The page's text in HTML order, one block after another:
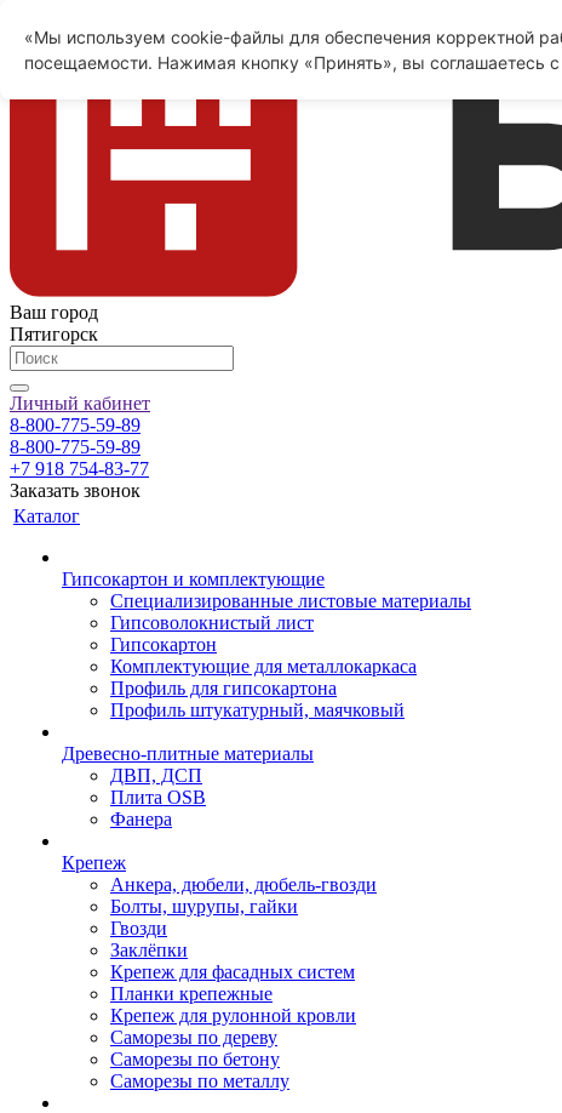
Ваш город
Пятигорск
Личный кабинет
8-800-775-59-89
8-800-775-59-89
+7 918 754-83-77
Заказать звонок
Каталог
Гипсокартон и комплектующие
Специализированные листовые материалы
Гипсоволокнистый лист
Гипсокартон
Комплектующие для металлокаркаса
Профиль для гипсокартона
Профиль штукатурный, маячковый
Древесно-плитные материалы
ДВП, ДСП
Плита OSB
Фанера
Крепеж
Анкера, дюбели, дюбель-гвозди
Болты, шурупы, гайки
Гвозди
Заклёпки
Крепеж для фасадных систем
Планки крепежные
Крепеж для рулонной кровли
Саморезы по дереву
Саморезы по бетону
Саморезы по металлу
«Мы используем cookie-файлы для обеспечения корректной
посещаемости. Нажимая кнопку «Принять», вы соглашаетесь